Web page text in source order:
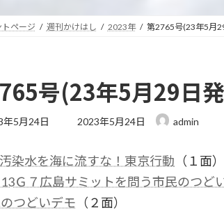
トページ 週刊かけはし 2023年 第2765号(23年5月
号(23年5月29日
年5月24日
最
新
日
時
2023年5月24日 admin
染水を海に流すな！東京行動 （１面）
Ｇ７広島サミットを問う市民のつど
つどいデモ （２面）